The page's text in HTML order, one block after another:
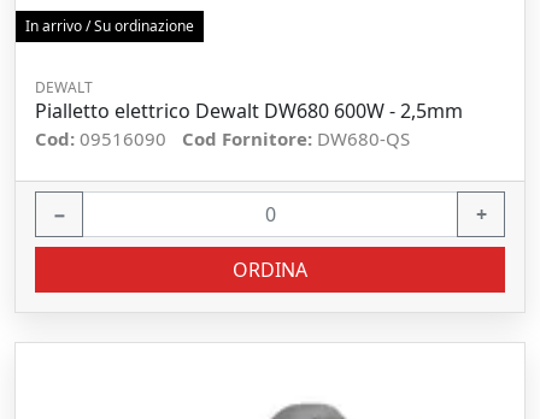
In arrivo / Su ordinazione
DEWALT
Pialletto elettrico Dewalt DW680 600W - 2,5mm
Cod: 09516090 Cod Fornitore: DW680-QS
− +
ORDINA